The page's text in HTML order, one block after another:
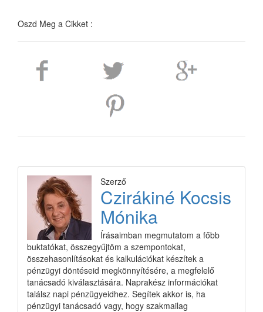
Oszd Meg a Cikket :
Szerző
Czirákiné Kocsis
Mónika
Írásaimban megmutatom a főbb
buktatókat, összegyűjtöm a szempontokat,
összehasonlításokat és kalkulációkat készítek a
pénzügyi döntéseid megkönnyítésére, a megfelelő
tanácsadó kiválasztására. Naprakész információkat
találsz napi pénzügyeidhez. Segítek akkor is, ha
pénzügyi tanácsadó vagy, hogy szakmailag